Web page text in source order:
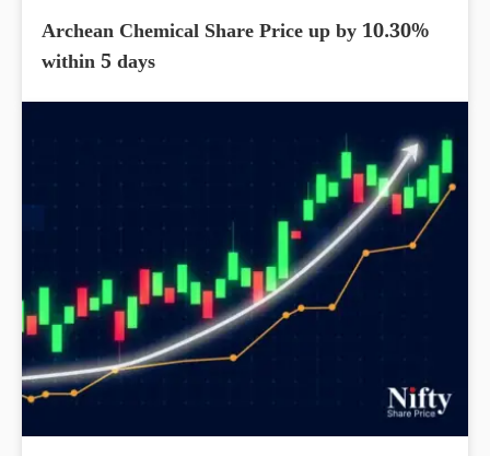
Archean Chemical Share Price up by 10.30%
within 5 days